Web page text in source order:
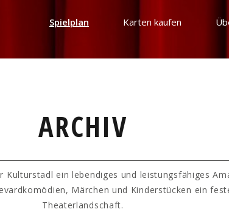
Spielplan Karten kaufen
ARCHIV
Kulturstadl ein lebendiges und leistungsfähiges
Märchen und Kinderstücken ein
Theaterlandschaft.